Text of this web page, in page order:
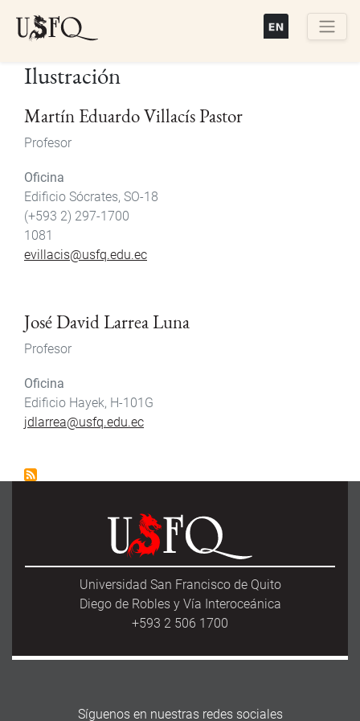
Ilustración
Martín Eduardo Villacís Pastor
Profesor
Oficina
Edificio Sócrates, SO-18
(+593 2) 297-1700
1081
evillacis@usfq.edu.ec
José David Larrea Luna
Profesor
Oficina
Edificio Hayek, H-101G
jdlarrea@usfq.edu.ec
Universidad San Francisco de Quito
Diego de Robles y Vía Interoceánica
+593 2 506 1700
Síguenos en nuestras redes sociales